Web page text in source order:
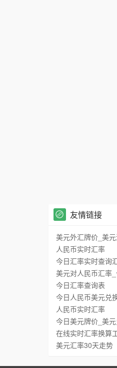
友情链接
美元外汇牌价_美
人民币实时汇率
今日汇率实时查询
美元对人民币汇率
今日汇率查询表
今日人民币美元兑
人民币实时汇率
今日美元牌价_美
在线实时汇率换算
美元汇率30天走势